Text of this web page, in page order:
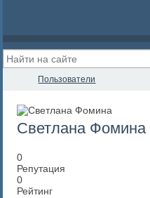
Пользователи
Светлана Фомина
0
Репутация
0
Рейтинг